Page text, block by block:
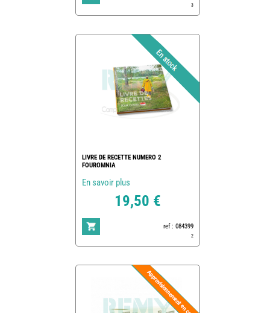
3
LIVRE DE RECETTE NUMERO 2
FOUROMNIA
En savoir plus
19,50 €
ref : 084399
2